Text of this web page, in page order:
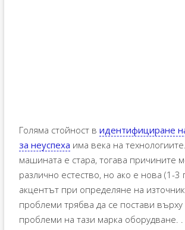
Голяма стойност в идентифициране
за неуспеха има века на
машината е стара, тогава причините
различно естество, но ако е нова (1-3
акцентът при определяне на
проблеми трябва да се постави
проблеми на тази марка оборудване. .